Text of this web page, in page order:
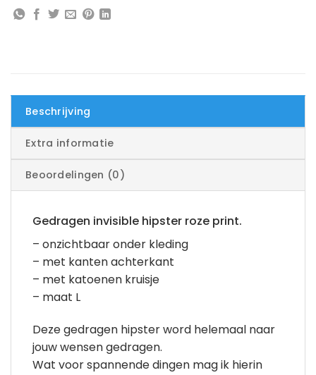
Beschrijving
Extra informatie
Beoordelingen (0)
Gedragen invisible hipster roze print.
– onzichtbaar onder kleding
– met kanten achterkant
– met katoenen kruisje
– maat L
Deze gedragen hipster word helemaal naar
jouw wensen gedragen.
Wat voor spannende dingen mag ik hierin